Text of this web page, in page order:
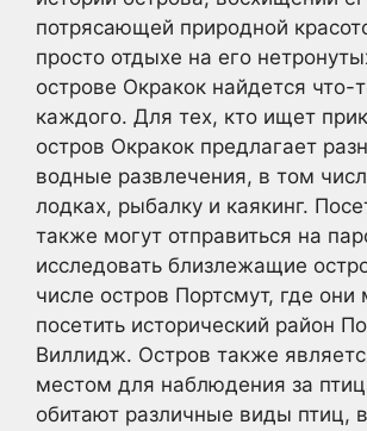
потрясающей природной
просто отдыхе на его
острове Окракок найдется что-
каждого. Для тех, кто ищет
остров Окракок предлагает
водные развлечения, в том
лодках, рыбалку и каякинг.
также могут отправиться на
исследовать близлежащие
числе остров Портсмут, где они
посетить исторический район
Виллидж. Остров также
местом для наблюдения за
обитают различные виды птиц,